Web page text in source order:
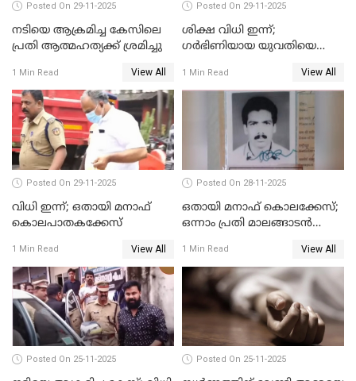
Posted On 29-11-2025
നടിയെ ആക്രമിച്ച കേസിലെ
പ്രതി ആത്മഹത്യക്ക് ശ്രമിച്ചു
1 Min Read View All
Posted On 29-11-2025
ശിക്ഷ വിധി ഇന്ന്;
ഗർഭിണിയായ യുവതിയെ
കേസ്
1 Min Read View All
Posted On 29-11-2025
വിധി ഇന്ന്; ഒതായി മനാഫ്
കൊലപാതകക്കേസ്
1 Min Read View All
Posted On 28-11-2025
ഒതായി മനാഫ് കൊലക്കേസ്;
ഒന്നാം പ്രതി മാലങ്ങാടന്‍
1 Min Read View All
Posted On 25-11-2025 Posted On 25-11-2025